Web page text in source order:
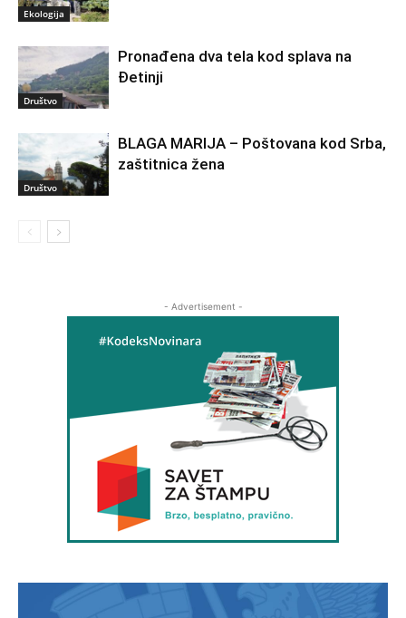
Ekologija
Društvo
Pronađena dva tela kod splava na
Đetinji
Društvo
BLAGA MARIJA – Poštovana kod Srba,
zaštitnica žena
- Advertisement -